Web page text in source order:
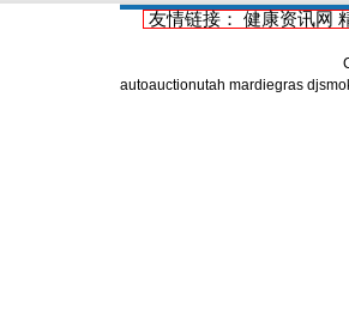
友情链接： 健康资讯网
autoauctionutah mardiegras